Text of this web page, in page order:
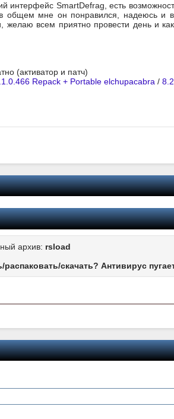
интерфейс SmartDefrag, есть
общем мне он понравился, надеюсь и
желаю всем приятно провести день и
(активатор и патч)
Repack + Portable elchupacabra /
архив: rsload
распаковать/скачать? Антивирус